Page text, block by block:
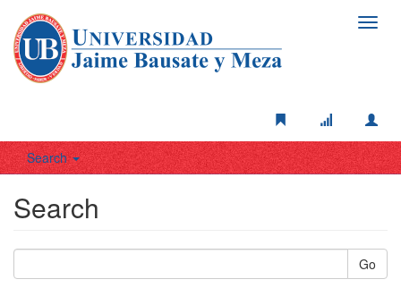
Search
Search
Go